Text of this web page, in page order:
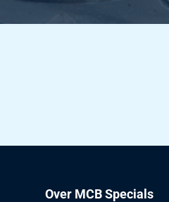
Over MCB Specials